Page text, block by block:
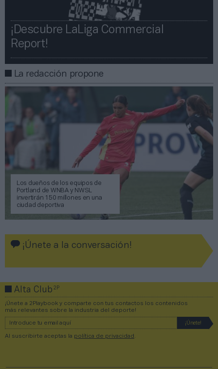
¡Descubre LaLiga Commercial
Report!​​
La redacción propone
Los dueños de los equipos de
Portland de WNBA y NWSL
invertirán 150 millones en una
ciudad deportiva
¡Únete a la conversación!
Alta Club2P
¡Únete a 2Playbook y comparte con tus contactos los contenidos
más relevantes sobre la industria del deporte!
Al suscribirte aceptas la política de privacidad